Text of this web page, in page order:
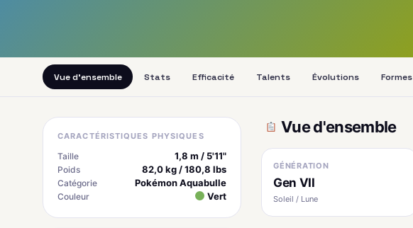
Vue d'ensemble Stats Efficacité Talents Évolutions Formes
CARACTÉRISTIQUES PHYSIQUES
Taille 1,8 m / 5'11"
Poids 82,0 kg / 180,8 lbs
Catégorie Pokémon Aquabulle
Couleur Vert
Vue d'ensemble
GÉNÉRATION
Gen VII
Soleil / Lune